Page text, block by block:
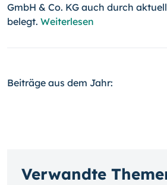
GmbH & Co. KG auch durch
belegt. Weiterlesen
Beiträge aus dem Jahr:
Verwandte